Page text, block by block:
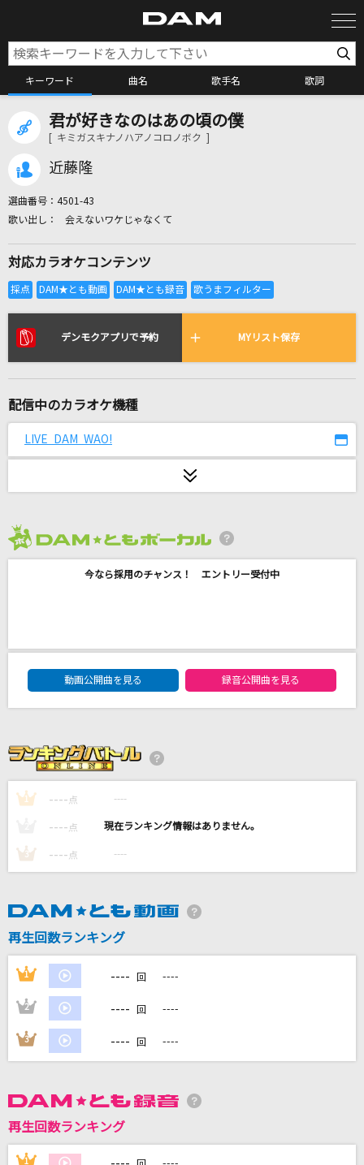
キーワード 曲名 歌手名 歌詞
カラオケ検索
全国りれき
リアルタイムで歌われている曲の一覧
[生音]恋
花になって
春立ちぬ
ロードオブメジャー
チャンカパーナ
とくべチュ、して
機関紳士
カラオケ最新情報をチェック！
君が好きなのはあの頃の僕
[ キミガスキナノハアノコロノボク ]
近藤隆
選曲番号： 4501-43
会えないワケじゃなくて
対応カラオケコンテンツ
デンモクアプリで予約 MYリスト保存
配信中のカラオケ機種
LIVE DAM WAO!
今なら採用のチャンス！ エントリー受付中
DAM★ともボーカルエントリーランキング
動画公開曲を見る
録音公開曲を見る
1 ---- 点 ----
---- 点 ----
3 ---- 点 ----
再生回数ランキング
1 ---- 回 ----
2 ---- 回 ----
3 ---- 回 ----
再生回数ランキング
1 ----